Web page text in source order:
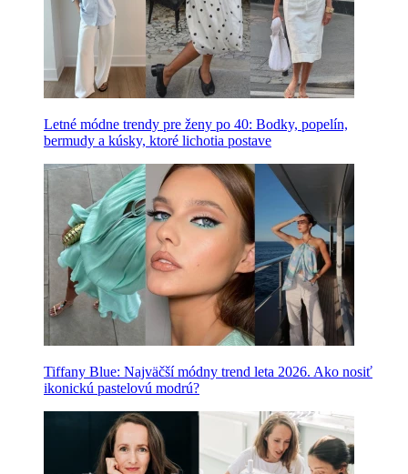
Letné módne trendy pre ženy po 40: Bodky, popelín,
bermudy a kúsky, ktoré lichotia postave
Tiffany Blue: Najväčší módny trend leta 2026. Ako nosiť
ikonickú pastelovú modrú?